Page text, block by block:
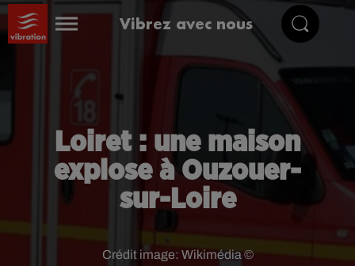
Vibrez avec nous
Loiret : une maison
explose à Ouzouer-
sur-Loire
Crédit image: Wikimédia ©